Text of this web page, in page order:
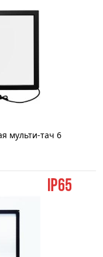
мульти-тач 6